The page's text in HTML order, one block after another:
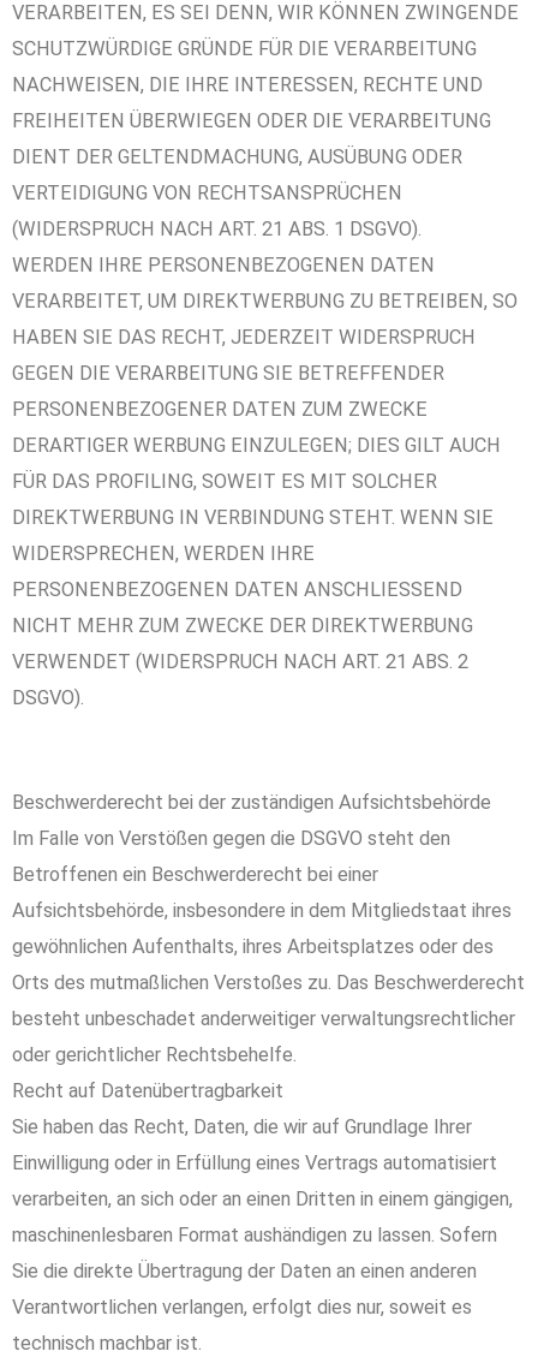
VERARBEITEN, ES SEI DENN, WIR KÖNNEN ZWINGENDE
SCHUTZWÜRDIGE GRÜNDE FÜR DIE VERARBEITUNG
NACHWEISEN, DIE IHRE INTERESSEN, RECHTE UND
FREIHEITEN ÜBERWIEGEN ODER DIE VERARBEITUNG
DIENT DER GELTENDMACHUNG, AUSÜBUNG ODER
VERTEIDIGUNG VON RECHTSANSPRÜCHEN
(WIDERSPRUCH NACH ART. 21 ABS. 1 DSGVO).
WERDEN IHRE PERSONENBEZOGENEN DATEN
VERARBEITET, UM DIREKTWERBUNG ZU BETREIBEN, SO
HABEN SIE DAS RECHT, JEDERZEIT WIDERSPRUCH
GEGEN DIE VERARBEITUNG SIE BETREFFENDER
PERSONENBEZOGENER DATEN ZUM ZWECKE
DERARTIGER WERBUNG EINZULEGEN; DIES GILT AUCH
FÜR DAS PROFILING, SOWEIT ES MIT SOLCHER
DIREKTWERBUNG IN VERBINDUNG STEHT. WENN SIE
WIDERSPRECHEN, WERDEN IHRE
PERSONENBEZOGENEN DATEN ANSCHLIESSEND
NICHT MEHR ZUM ZWECKE DER DIREKTWERBUNG
VERWENDET (WIDERSPRUCH NACH ART. 21 ABS. 2
DSGVO).
Beschwerderecht bei der zuständigen Aufsichtsbehörde
Im Falle von Verstößen gegen die DSGVO steht den
Betroffenen ein Beschwerderecht bei einer
Aufsichtsbehörde, insbesondere in dem Mitgliedstaat ihres
gewöhnlichen Aufenthalts, ihres Arbeitsplatzes oder des
Orts des mutmaßlichen Verstoßes zu. Das Beschwerderecht
besteht unbeschadet anderweitiger verwaltungsrechtlicher
oder gerichtlicher Rechtsbehelfe.
Recht auf Datenübertragbarkeit
Sie haben das Recht, Daten, die wir auf Grundlage Ihrer
Einwilligung oder in Erfüllung eines Vertrags automatisiert
verarbeiten, an sich oder an einen Dritten in einem gängigen,
maschinenlesbaren Format aushändigen zu lassen. Sofern
Sie die direkte Übertragung der Daten an einen anderen
Verantwortlichen verlangen, erfolgt dies nur, soweit es
technisch machbar ist.